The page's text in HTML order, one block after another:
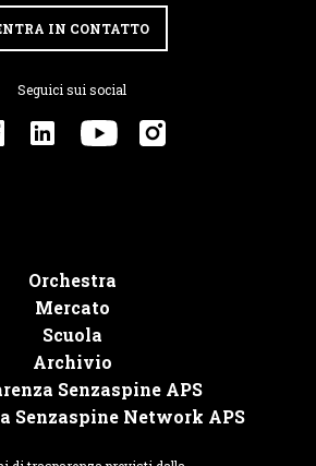
IN CONTATTO
Seguici sui social
Orchestra
Mercato
Scuola
Archivio
Senzaspine APS
Senzaspine Network APS